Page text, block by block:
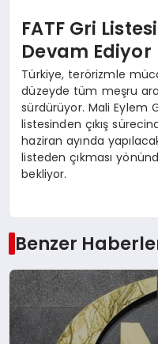
FATF Gri
Devam Ediyor
Türkiye, terörizmle
düzeyde tüm meşru
sürdürüyor. Mali Eylem
listesinden çıkış
haziran ayında
listeden çıkması
bekliyor.
Benzer